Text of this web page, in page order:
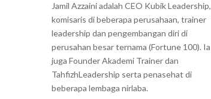
Jamil Azzaini adalah CEO Kubik Leadership,
komisaris di beberapa perusahaan, trainer
leadership dan pengembangan diri di
perusahan besar ternama (Fortune 100). Ia
juga Founder Akademi Trainer dan
TahfizhLeadership serta penasehat di
beberapa lembaga nirlaba.